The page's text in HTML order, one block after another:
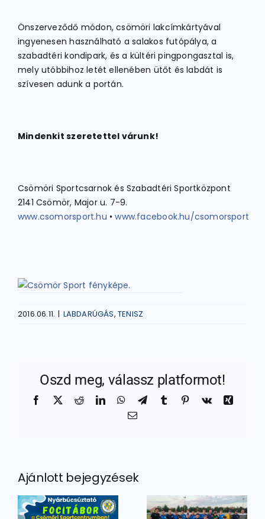
Önszerveződő módon, csömöri lakcímkártyával
ingyenesen használható a salakos futópálya, a
szabadtéri kondipark, és a kültéri pingpongasztal is,
mely utóbbihoz letét ellenében ütőt és labdát is
szívesen adunk a portán.
Mindenkit szeretettel várunk!
Csömöri Sportcsarnok és Szabadtéri Sportközpont
2141 Csömör, Major u. 7-9.
www.csomorsport.hu •www.facebook.hu/csomorsport
2016.06.11. | LABDARÚGÁS,TENISZ
Oszd meg, válassz platformot!
Facebook
X RedditLinkedInWhatsApp
TelegramTumblr Pinterest
Vk
Xing
Email:
Ajánlott bejegyzések